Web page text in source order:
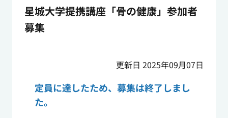
星城大学提携講座「骨の健康」参加者
募集
更新日 2025年09月07日
定員に達したため、募集は終了しまし
た。